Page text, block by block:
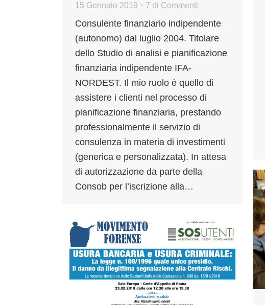
15 Gennaio 2019
7 di Commenti
Consulente finanziario indipendente
(autonomo) dal luglio 2004. Titolare
dello Studio di analisi e pianificazione
finanziaria indipendente IFA-
NORDEST. Il mio ruolo è quello di
assistere i clienti nel processo di
pianificazione finanziaria, prestando
professionalmente il servizio di
consulenza in materia di investimenti
(generica e personalizzata). In attesa
di autorizzazione da parte della
Consob per l’iscrizione alla…